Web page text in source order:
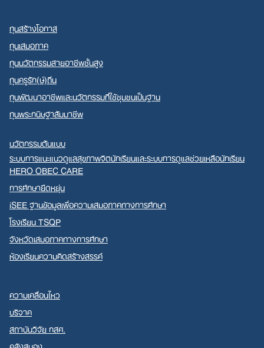
ทุนสร้างโอกาส
ทุนเสมอภาค
ทุนนวัตกรรมสายอาชีพชั้นสูง
ทุนครูรัก(ษ์)ถิ่น
ทุนพัฒนาอาชีพและนวัตกรรมที่ใช้ชุมชนเป็นฐาน
ทุนพระกนิษฐาสัมมาชีพ
นวัตกรรมต้นแบบ
ระบบการแนะแนวดูแลสุขภาพจิตนักเรียนและระบบการดูแลช่วยเหลือนักเรียน
HERO OBEC CARE
การศึกษายืดหยุ่น
iSEE ฐานข้อมูลเพื่อความเสมอภาคทางการศึกษา
โรงเรียน TSQP
จังหวัดเสมอภาคทางการศึกษา
ห้องเรียนความคิดสร้างสรรค์
ความเคลื่อนไหว
บริจาค
สถาบันวิจัย กสศ.